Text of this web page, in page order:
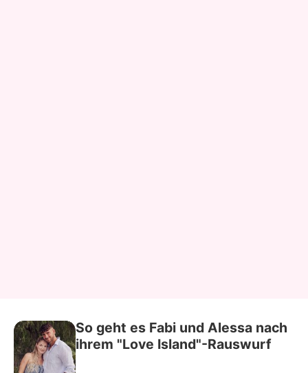
So geht es Fabi und Alessa nach
ihrem "Love Island"-Rauswurf